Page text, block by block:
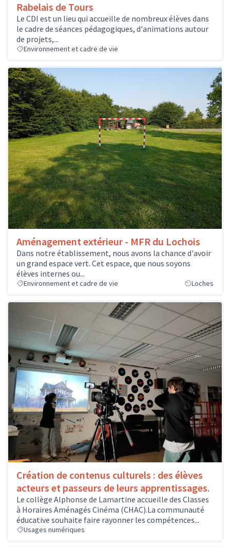
Rabelais de Tours
Le CDI est un lieu qui accueille de nombreux élèves dans
le cadre de séances pédagogiques, d'animations autour
de projets,...
Environnement et cadre de vie
Aménagement extérieur - MFR du Lochois
Dans notre établissement, nous avons la chance d'avoir
un grand espace vert. Cet espace, que nous soyons
élèves internes ou...
Environnement et cadre de vie Loches
Création de contenus culturels : des élèves
acteurs et passeurs de leurs apprentissages.
Le collège Alphonse de Lamartine accueille des Classes
à Horaires Aménagés Cinéma (CHAC).La communauté
éducative souhaite faire rayonner les compétences...
Usages numériques